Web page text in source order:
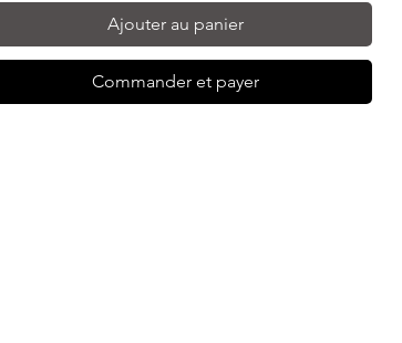
Ajouter au panier
Commander et payer